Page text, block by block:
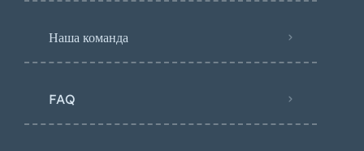
Наша команда
FAQ